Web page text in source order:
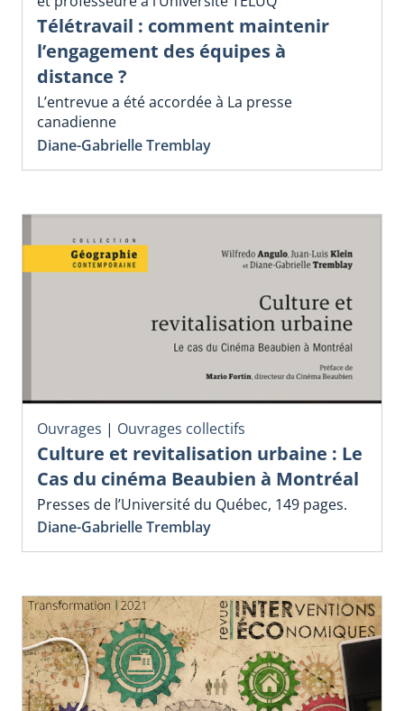
Télétravail : comment maintenir
l’engagement des équipes à
distance ?
L’entrevue a été accordée à La presse
canadienne
Diane-Gabrielle Tremblay
Ouvrages | Ouvrages collectifs
Culture et revitalisation urbaine : Le
Cas du cinéma Beaubien à Montréal
Presses de l’Université du Québec, 149 pages.
Diane-Gabrielle Tremblay